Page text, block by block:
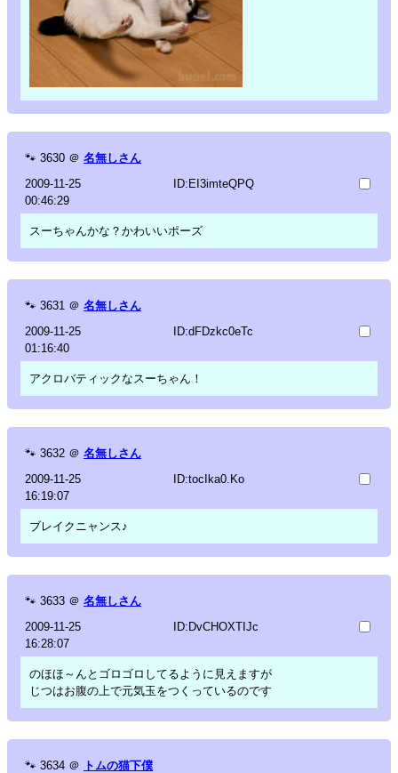
🐾 3630 ＠ 名無しさん
2009-11-25
00:46:29
ID:EI3imteQPQ
スーちゃんかな？かわいいポーズ
🐾 3631 ＠ 名無しさん
2009-11-25
01:16:40
ID:dFDzkc0eTc
アクロバティックなスーちゃん！
🐾 3632 ＠ 名無しさん
2009-11-25
16:19:07
ID:tocIka0.Ko
ブレイクニャンス♪
🐾 3633 ＠ 名無しさん
2009-11-25
16:28:07
ID:DvCHOXTIJc
のほほ～んとゴロゴロしてるように見えますが
じつはお腹の上で元気玉をつくっているのです
🐾 3634 ＠ トムの猫下僕